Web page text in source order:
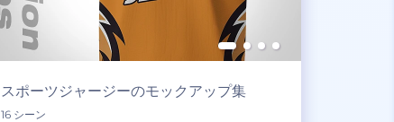
スポーツジャージーのモックアップ集
16 シーン